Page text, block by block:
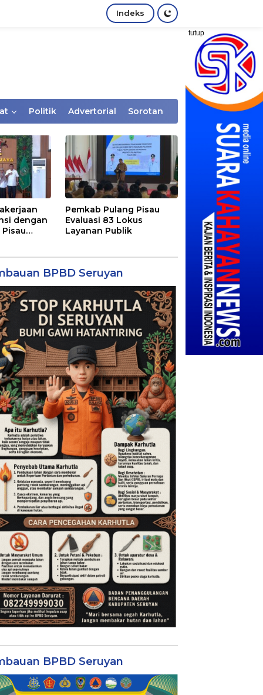
Indeks
tutup
Politik Advertorial Sorotan
dengan
Pemkab Pulang Pisau
Evaluasi 83 Lokus
Layanan Publik
BPBD Seruyan
BPBD Seruyan